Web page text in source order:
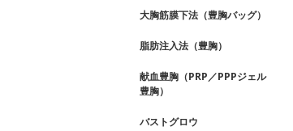
大胸筋膜下法（豊胸バッグ）
脂肪注入法（豊胸）
献血豊胸（PRP／PPPジェル
豊胸）
バストグロウ